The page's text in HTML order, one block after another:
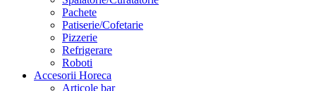
Pachete
Patiserie/Cofetarie
Pizzerie
Refrigerare
Roboti
Accesorii Horeca
Articole bar